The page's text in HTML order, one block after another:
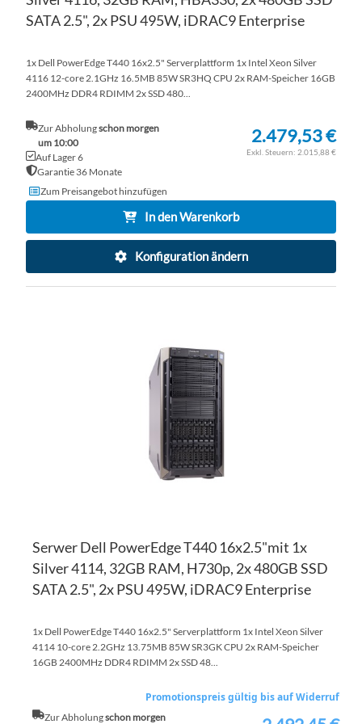
SATA 2.5", 2x PSU 495W, iDRAC9 Enterprise
1x Dell PowerEdge T440 16x2.5" Serverplattform 1x Intel Xeon Silver
4116 12-core 2.1GHz 16.5MB 85W SR3HQ CPU 2x RAM-Speicher 16GB
2400MHz DDR4 RDIMM 2x SSD 480...
Zur Abholungschon morgen
um 10:00
Auf Lager 6
Garantie 36 Monate
2.479,53 €
2.015,88 €
Zum Preisangebot hinzufügen
In den Warenkorb
Konfiguration ändern
Serwer Dell PowerEdge T440 16x2.5"mit 1x
Silver 4114, 32GB RAM, H730p, 2x 480GB SSD
SATA 2.5", 2x PSU 495W, iDRAC9 Enterprise
1x Dell PowerEdge T440 16x2.5" Serverplattform 1x Intel Xeon Silver
4114 10-core 2.2GHz 13.75MB 85W SR3GK CPU 2x RAM-Speicher
16GB 2400MHz DDR4 RDIMM 2x SSD 48...
Zur Abholungschon morgen
Promotionspreis gültig bis auf Widerruf